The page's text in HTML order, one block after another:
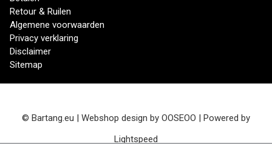
Retour & Ruilen
Algemene voorwaarden
Privacy verklaring
Disclaimer
Sitemap
© Bartang.eu | Webshop design by OOSEOO | Powered by
Lightspeed